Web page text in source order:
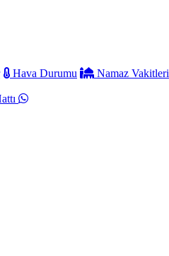
Hava Durumu Namaz Vakitleri